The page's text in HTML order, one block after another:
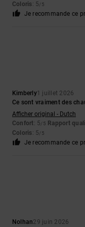
Coloris: 5/5
Je recommande ce
Kimberly1 juillet 2026
Ce sont vraiment des
Afficher original - Dutch
Confort: 5/5 Rapport
Coloris: 5/5
Je recommande ce
Nolhan29 juin 2026